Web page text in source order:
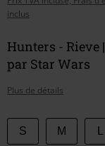
inclus
Hunters - Rieve
par Star Wars
Plus de détails
Choisissez
S M